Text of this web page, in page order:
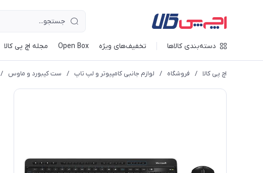
دسته‌بندی کالاها تخفیف‌های ویژه Open Box مجله اچ پی کالا
اچ پی کالا / فروشگاه / لوازم جانبی کامپیوتر و لپ تاپ / ست کیبورد و ماوس /